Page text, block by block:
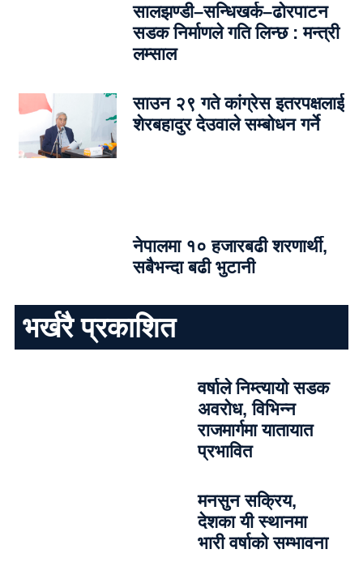
सालझण्डी–सन्धिखर्क–ढोरपाटन
सडक निर्माणले गति लिन्छ : मन्त्री
लम्साल
साउन २९ गते कांग्रेस इतरपक्षलाई
शेरबहादुर देउवाले सम्बोधन गर्ने
नेपालमा १० हजारबढी शरणार्थी,
सबैभन्दा बढी भुटानी
भर्खरै प्रकाशित
वर्षाले निम्त्यायो सडक
अवरोध, विभिन्न
राजमार्गमा यातायात
प्रभावित
मनसुन सक्रिय,
देशका यी स्थानमा
भारी वर्षाको सम्भावना